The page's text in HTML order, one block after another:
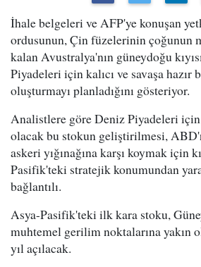
İhale belgeleri ve AFP'ye konuşan
ordusunun, Çin füzelerinin çoğunun
kalan Avustralya'nın güneydoğu
Piyadeleri için kalıcı ve savaşa hazır
oluşturmayı planladığını gösteriyor.
Analistlere göre Deniz Piyadeleri
olacak bu stokun geliştirilmesi,
askeri yığınağına karşı koymak için
Pasifik'teki stratejik konumundan
bağlantılı.
Asya-Pasifik'teki ilk kara stoku,
muhtemel gerilim noktalarına yakın
yıl açılacak.